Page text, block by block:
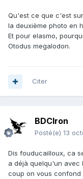
Qu'est ce que c'est
la deuxième photo en
Et pour elasmo,
Otodus megalodon.
Citer
BDCIron
Posté(e) 13
Dis fouducailloux, ca
a déjà quelqu'un avec
coup on vous confond